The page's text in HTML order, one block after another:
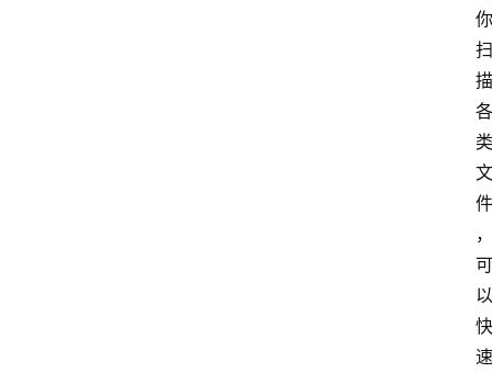
你
扫
描
各
类
文
件
，
可
以
快
速